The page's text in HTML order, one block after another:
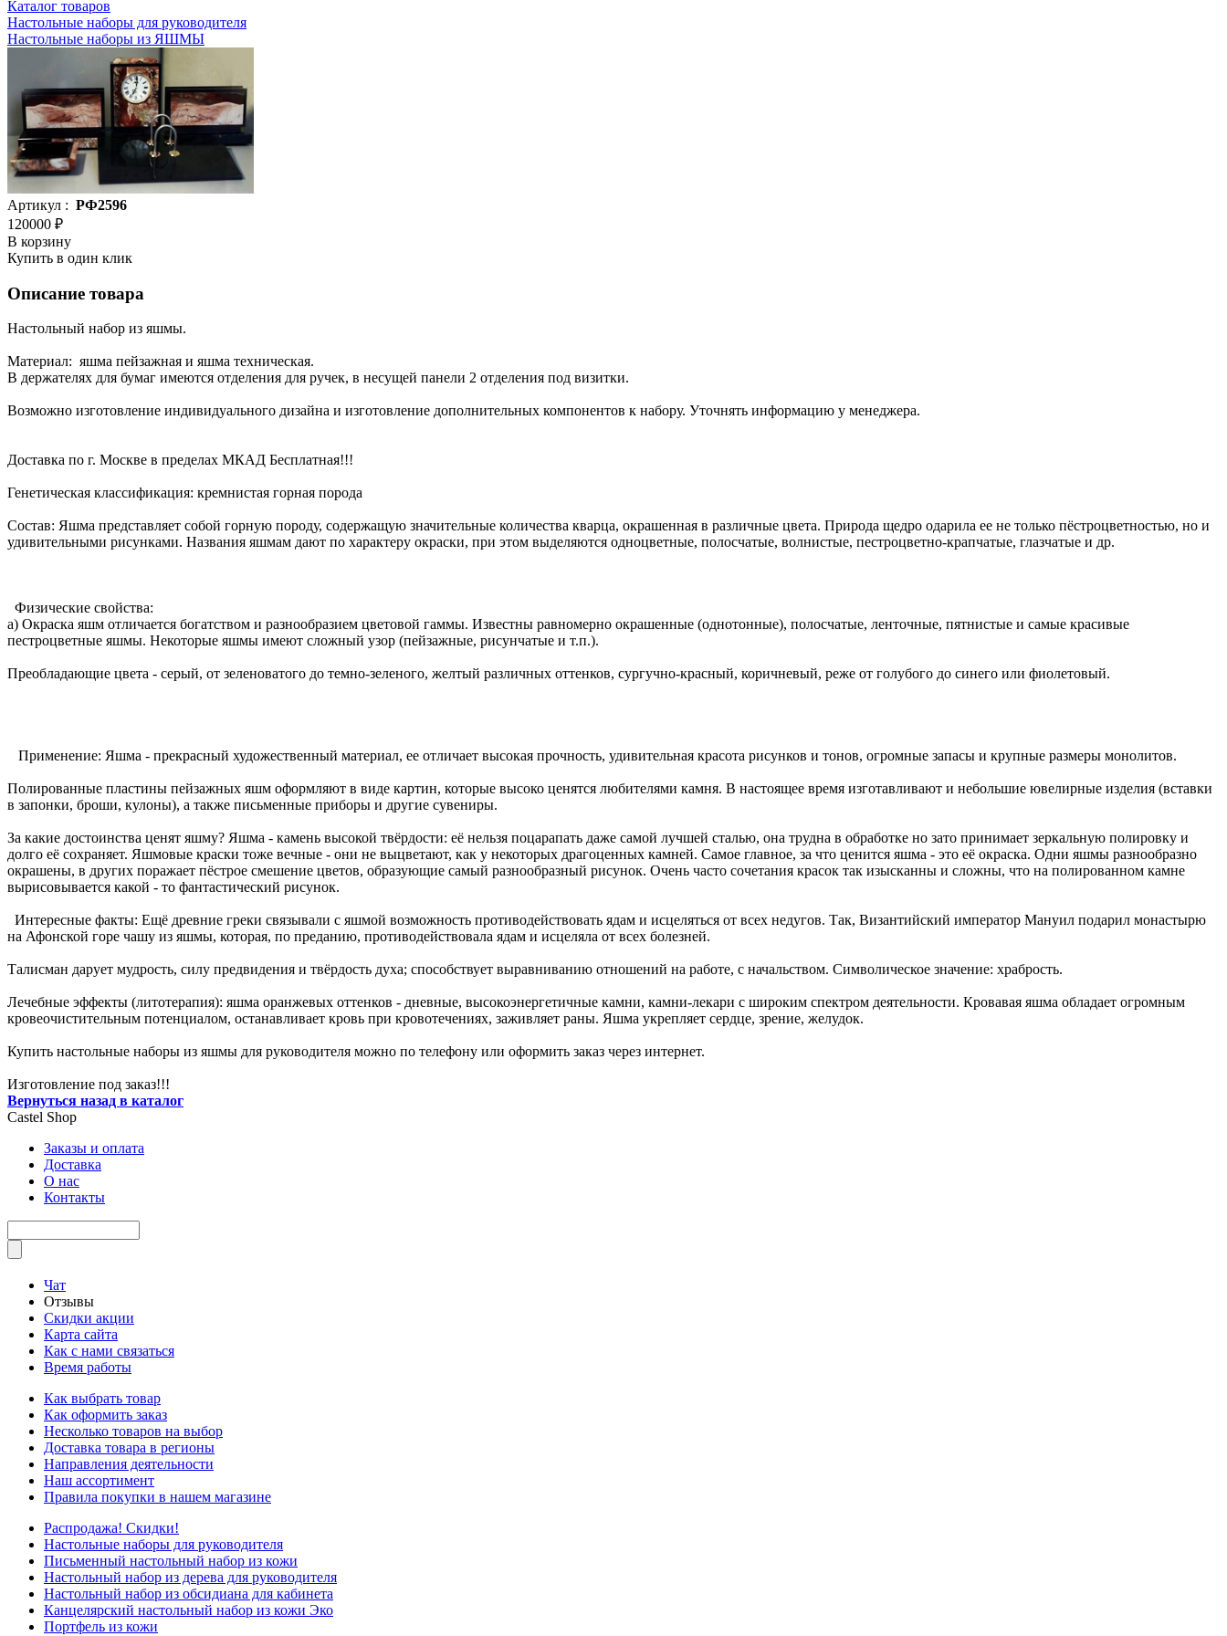
Каталог товаров
Настольные наборы для руководителя
Настольные наборы из ЯШМЫ
Артикул : РФ2596
120000 ₽
В корзину
Купить в один клик
Описание товара
Настольный набор из яшмы.
Материал: яшма пейзажная и яшма техническая.
В держателях для бумаг имеются отделения для ручек, в несущей панели 2 отделения под визитки.
Возможно изготовление индивидуального дизайна и изготовление дополнительных компонентов к набору. Уточнять информацию у менеджера.
Доставка по г. Москве в пределах МКАД Бесплатная!!!
Генетическая классификация: кремнистая горная порода
Состав: Яшма представляет собой горную породу, содержащую значительные количества кварца, окрашенная в различные цвета. Природа щедро одарила ее не только пёстроцветностью, но и
удивительными рисунками. Названия яшмам дают по характеру окраски, при этом выделяются одноцветные, полосчатые, волнистые, пестроцветно-крапчатые, глазчатые и др.
Физические свойства:
а) Окраска яшм отличается богатством и разнообразием цветовой гаммы. Известны равномерно окрашенные (однотонные), полосчатые, ленточные, пятнистые и самые красивые
пестроцветные яшмы. Некоторые яшмы имеют сложный узор (пейзажные, рисунчатые и т.п.).
Преобладающие цвета - серый, от зеленоватого до темно-зеленого, желтый различных оттенков, сургучно-красный, коричневый, реже от голубого до синего или фиолетовый.
Применение: Яшма - прекрасный художественный материал, ее отличает высокая прочность, удивительная красота рисунков и тонов, огромные запасы и крупные размеры монолитов.
Полированные пластины пейзажных яшм оформляют в виде картин, которые высоко ценятся любителями камня. В настоящее время изготавливают и небольшие ювелирные изделия (вставки
в запонки, броши, кулоны), а также письменные приборы и другие сувениры.
За какие достоинства ценят яшму? Яшма - камень высокой твёрдости: её нельзя поцарапать даже самой лучшей сталью, она трудна в обработке но зато принимает зеркальную полировку и
долго её сохраняет. Яшмовые краски тоже вечные - они не выцветают, как у некоторых драгоценных камней. Самое главное, за что ценится яшма - это её окраска. Одни яшмы разнообразно
окрашены, в других поражает пёстрое смешение цветов, образующие самый разнообразный рисунок. Очень часто сочетания красок так изысканны и сложны, что на полированном камне
вырисовывается какой - то фантастический рисунок.
Интересные факты: Ещё древние греки связывали с яшмой возможность противодействовать ядам и исцеляться от всех недугов. Так, Византийский император Мануил подарил монастырю
на Афонской горе чашу из яшмы, которая, по преданию, противодействовала ядам и исцеляла от всех болезней.
Талисман дарует мудрость, силу предвидения и твёрдость духа; способствует выравниванию отношений на работе, с начальством. Символическое значение: храбрость.
Лечебные эффекты (литотерапия): яшма оранжевых оттенков - дневные, высокоэнергетичные камни, камни-лекари с широким спектром деятельности. Кровавая яшма обладает огромным
кровеочистительным потенциалом, останавливает кровь при кровотечениях, заживляет раны. Яшма укрепляет сердце, зрение, желудок.
Купить настольные наборы из яшмы для руководителя можно по телефону или оформить заказ через интернет.
Изготовление под заказ!!!
Вернуться назад в каталог
Castel Shop
Заказы и оплата
Доставка
О нас
Контакты
Чат
Отзывы
Скидки акции
Карта сайта
Как с нами связаться
Время работы
Как выбрать товар
Как оформить заказ
Несколько товаров на выбор
Доставка товара в регионы
Направления деятельности
Наш ассортимент
Правила покупки в нашем магазине
Распродажа! Скидки!
Настольные наборы для руководителя
Письменный настольный набор из кожи
Настольный набор из дерева для руководителя
Настольный набор из обсидиана для кабинета
Канцелярский настольный набор из кожи Эко
Портфель из кожи